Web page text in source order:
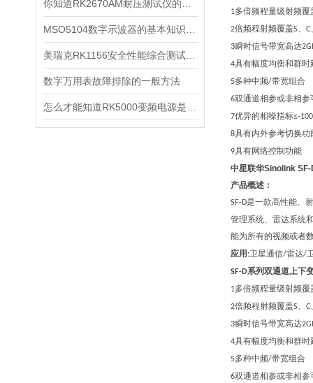
数字万用表故障排除的一般方法
1多倍频程量级射频覆
2倍频程射频覆盖S、 C
3瞬时信号带宽高达
4具有幅度均衡和群时
5多种中频/带宽组合
6双通道相参或非相参
7优异的相噪指标≤-
8具有内外参考切换功
9具有网络控制功能
中星联华Sinolink
产品概述：
SF-D是一款高性能、
管理系统、雷达系统
能为所有的视频或者
应用 :卫星通信/雷达/
SF-D系列双通道上下
1多倍频程量级射频覆
2倍频程射频覆盖S、 C
3瞬时信号带宽高达
4具有幅度均衡和群时
5多种中频/带宽组合
6双通道相参或非相参